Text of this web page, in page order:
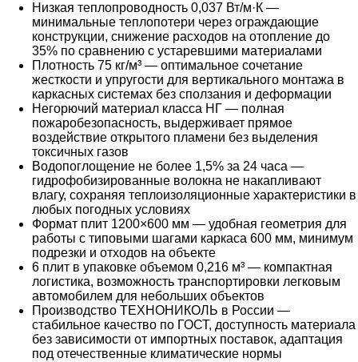
Низкая теплопроводность 0,037 Вт/м·К —
минимальные теплопотери через ограждающие
конструкции, снижение расходов на отопление до
35% по сравнению с устаревшими материалами
Плотность 75 кг/м³ — оптимальное сочетание
жесткости и упругости для вертикального монтажа в
каркасных системах без сползания и деформации
Негорючий материал класса НГ — полная
пожаробезопасность, выдерживает прямое
воздействие открытого пламени без выделения
токсичных газов
Водопоглощение не более 1,5% за 24 часа —
гидрофобизированные волокна не накапливают
влагу, сохраняя теплоизоляционные характеристики в
любых погодных условиях
Формат плит 1200×600 мм — удобная геометрия для
работы с типовыми шагами каркаса 600 мм, минимум
подрезки и отходов на объекте
6 плит в упаковке объемом 0,216 м³ — компактная
логистика, возможность транспортировки легковым
автомобилем для небольших объектов
Производство ТЕХНОНИКОЛЬ в России —
стабильное качество по ГОСТ, доступность материала
без зависимости от импортных поставок, адаптация
под отечественные климатические нормы